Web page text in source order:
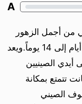
A
من أجمل الزهور
وأقدمها من حيث الوجود تعيش من7 أيام إلى 14 يوماً.ويعد
الصينيين
فكانت تتمتع بمكانة
الصيني